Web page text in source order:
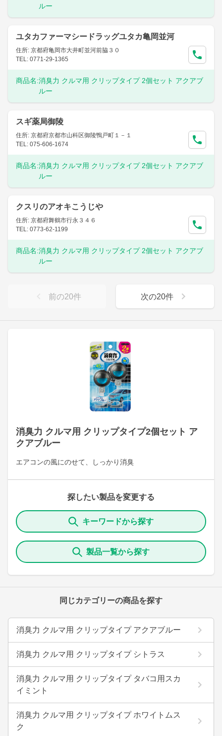
消臭力 クルマ用 クリップタイプ2個セット ア
クアブルー
エアコンの風にのせて、しっかり消臭
探したい製品を変更する
キーワードから探す
製品一覧から探す
同じカテゴリーの商品を探す
消臭力 クルマ用 クリップタイプ アクアブルー
消臭力 クルマ用 クリップタイプ シトラス
消臭力 クルマ用 クリップタイプ タバコ用スカ
イミント
消臭力 クルマ用 クリップタイプ ホワイトムス
ク
ルー
ユタカファーマシードラッグユタカ亀岡並河
住所: 京都府亀岡市大井町並河前脇３０
TEL: 0771-29-1365
商品名:消臭力 クルマ用 クリップタイプ 2個セット アクアブ
ルー
スギ薬局御陵
住所: 京都府京都市山科区御陵鴨戸町１－１
TEL: 075-606-1674
商品名:消臭力 クルマ用 クリップタイプ 2個セット アクアブ
ルー
クスリのアオキこうじや
住所: 京都府舞鶴市行永３４６
TEL: 0773-62-1199
商品名:消臭力 クルマ用 クリップタイプ 2個セット アクアブ
ルー
前の20件 次の20件